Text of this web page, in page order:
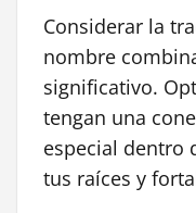
Considerar la
nombre
significativo.
tengan una
especial dentro
tus raíces y